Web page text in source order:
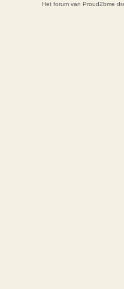
Het forum van Proud2bme